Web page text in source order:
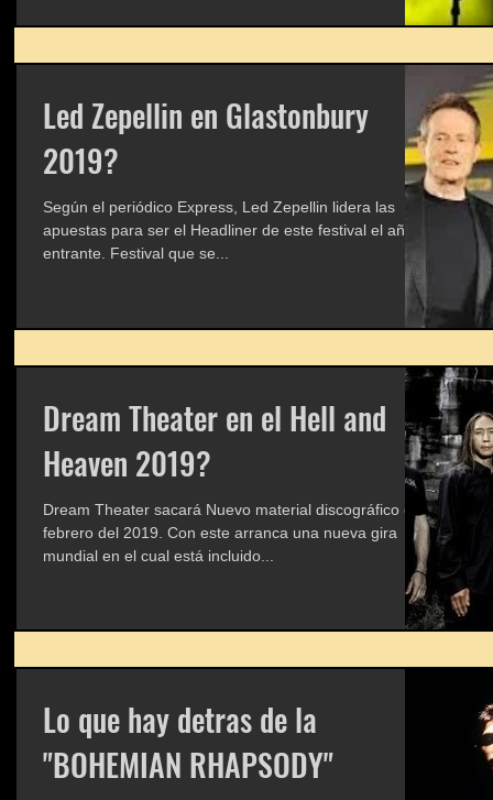
Led Zepellin en Glastonbury
2019?
Según el periódico Express, Led Zepellin lidera las
apuestas para ser el Headliner de este festival el año
entrante. Festival que se...
Dream Theater en el Hell and
Heaven 2019?
Dream Theater sacará Nuevo material discográfico en
febrero del 2019. Con este arranca una nueva gira
mundial en el cual está incluido...
Lo que hay detras de la
"BOHEMIAN RHAPSODY"